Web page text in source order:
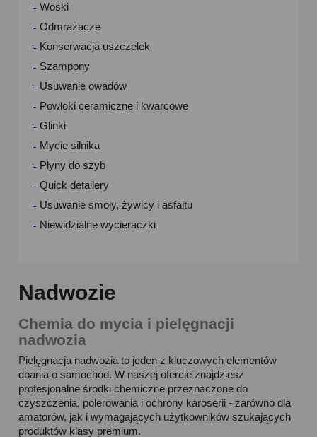
Woski
Odmrażacze
Konserwacja uszczelek
Szampony
Usuwanie owadów
Powłoki ceramiczne i kwarcowe
Glinki
Mycie silnika
Płyny do szyb
Quick detailery
Usuwanie smoły, żywicy i asfaltu
Niewidzialne wycieraczki
Nadwozie
Chemia do mycia i pielęgnacji
nadwozia
Pielęgnacja nadwozia to jeden z kluczowych elementów
dbania o samochód. W naszej ofercie znajdziesz
profesjonalne środki chemiczne przeznaczone do
czyszczenia, polerowania i ochrony karoserii - zarówno dla
amatorów, jak i wymagających użytkowników szukających
produktów klasy premium.